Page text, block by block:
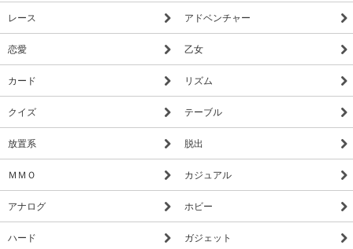
レース アドベンチャー
恋愛 乙女
カード リズム
クイズ テーブル
放置系 脱出
ＭＭＯ カジュアル
アナログ ホビー
ハード ガジェット